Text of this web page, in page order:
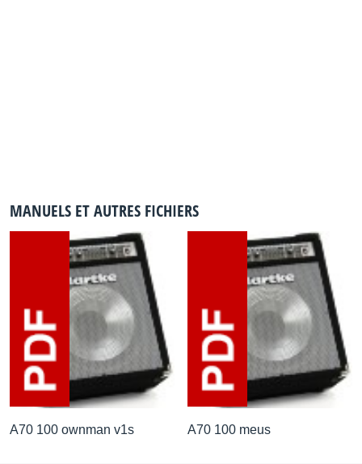
MANUELS ET AUTRES FICHIERS
A70 100 ownman v1s A70 100 meus